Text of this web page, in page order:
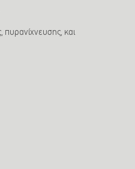
πυρανίχνευσης, και